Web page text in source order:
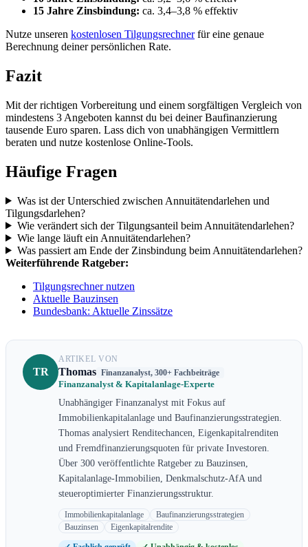
15 Jahre Zinsbindung: ca. 3,4–3,8 % effektiv
Nutze unseren kostenlosen Tilgungsrechnerfür eine genaue
Berechnung deiner persönlichen Rate.
Fazit
Mit der richtigen Vorbereitung und einem sorgfältigen Vergleich von
mindestens 3 Angeboten kannst du bei deiner Baufinanzierung
tausende Euro sparen. Lass dich von unabhängigen Vermittlern
beraten und nutze kostenlose Online-Tools.
Häufige Fragen
Was ist der Unterschied zwischen Annuitätendarlehen und
Tilgungsdarlehen?
Wie verändert sich der Tilgungsanteil beim Annuitätendarlehen?
Wie lange läuft ein Annuitätendarlehen?
Was passiert am Ende der Zinsbindung beim Annuitätendarlehen?
Weiterführende Ratgeber:
Tilgungsrechner nutzen
Aktuelle Bauzinsen
Bundesbank: Aktuelle Zinssätze
TR
ARTIKEL VON
Thomas Finanzanalyst, 300+ Fachbeiträge
Finanzanalyst & Kapitalanlage-Experte
Unabhängiger Finanzanalyst mit Fokus auf
Immobilienkapitalanlage und Baufinanzierungsstrategien.
Thomas analysiert Renditechancen, Eigenkapitalrenditen
und Fremdfinanzierungsquoten für private Investoren.
Über 300 veröffentlichte Ratgeber zu Bauzinsen,
Kapitalanlage-Immobilien, Denkmalschutz-AfA und
steueroptimierter Finanzierungsstruktur.
Immobilienkapitalanlage
Baufinanzierungsstrategien
Bauzinsen
Eigenkapitalrendite